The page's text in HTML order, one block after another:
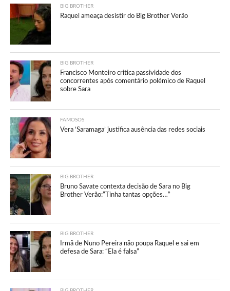
BIG BROTHER
Raquel ameaça desistir do Big Brother Verão
BIG BROTHER
Francisco Monteiro critica passividade dos
concorrentes após comentário polémico de Raquel
sobre Sara
FAMOSOS
Vera ‘Saramaga’ justifica ausência das redes sociais
BIG BROTHER
Bruno Savate contexta decisão de Sara no Big
Brother Verão:”Tinha tantas opções…”
BIG BROTHER
Irmã de Nuno Pereira não poupa Raquel e sai em
defesa de Sara: “Ela é falsa”